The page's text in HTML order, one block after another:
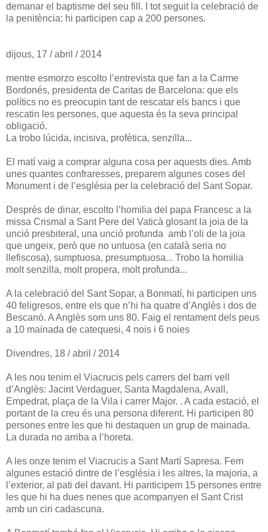
demanar el baptisme del seu fill. I tot seguit la celebració de
la penitència: hi participen cap a 200 persones.
dijous, 17 / abril / 2014
mentre esmorzo escolto l’entrevista que fan a la Carme
Bordonés, presidenta de Caritas de Barcelona: que els
polítics no es preocupin tant de rescatar els bancs i que
rescatin les persones, que aquesta és la seva principal
obligació.
La trobo lúcida, incisiva, profètica, senzilla...
El matí vaig a comprar alguna cosa per aquests dies. Amb
unes quantes confraresses, preparem algunes coses del
Monument i de l’església per la celebració del Sant Sopar.
Després de dinar, escolto l’homilia del papa Francesc a la
missa Crismal a Sant Pere del Vaticà glosant la joia de la
unció presbiteral, una unció profunda amb l’oli de la joia
que ungeix, però que no untuosa (en català seria no
llefiscosa), sumptuosa, presumptuosa... Trobo la homilia
molt senzilla, molt propera, molt profunda...
A la celebració del Sant Sopar, a Bonmatí, hi participen uns
40 feligresos, entre els que n’hi ha quatre d’Anglès i dos de
Bescanó. A Anglès som uns 80. Faig el rentament dels peus
a 10 mainada de catequesi, 4 nois i 6 noies
Divendres, 18 / abril / 2014
A les nou tenim el Viacrucis pels carrers del barri vell
d’Anglès: Jacint Verdaguer, Santa Magdalena, Avall,
Empedrat, plaça de la Vila i carrer Major. . A cada estació, el
portant de la creu és una persona diferent. Hi participen 80
persones entre les que hi destaquen un grup de mainada.
La durada no arriba a l’horeta.
A les onze tenim el Viacrucis a Sant Martí Sapresa. Fem
algunes estació dintre de l’església i les altres, la majoria, a
l’exterior, al pati del davant. Hi pariticipem 15 persones entre
les que hi ha dues nenes que acompanyen el Sant Crist
amb un ciri cadascuna.